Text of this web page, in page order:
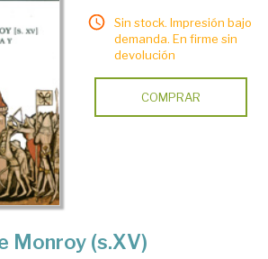
Sin stock. Impresión bajo
demanda. En firme sin
devolución
COMPRAR
Monroy (s.XV)